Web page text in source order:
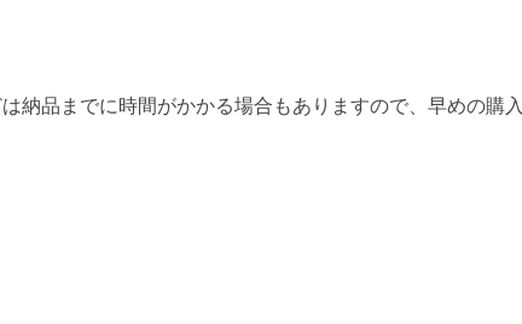
納品までに時間がかかる場合もありますので、早めの購入